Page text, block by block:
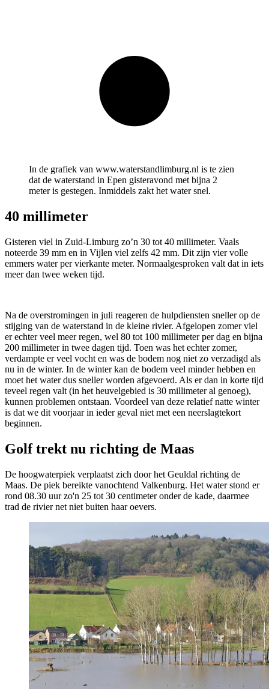
In de grafiek van www.waterstandlimburg.nl is te zien
dat de waterstand in Epen gisteravond met bijna 2
meter is gestegen. Inmiddels zakt het water snel.
40 millimeter
Gisteren viel in Zuid-Limburg zo’n 30 tot 40 millimeter. Vaals
noteerde 39 mm en in Vijlen viel zelfs 42 mm. Dit zijn vier volle
emmers water per vierkante meter. Normaalgesproken valt dat in iets
meer dan twee weken tijd.
Na de overstromingen in juli reageren de hulpdiensten sneller op de
stijging van de waterstand in de kleine rivier. Afgelopen zomer viel
er echter veel meer regen, wel 80 tot 100 millimeter per dag en bijna
200 millimeter in twee dagen tijd. Toen was het echter zomer,
verdampte er veel vocht en was de bodem nog niet zo verzadigd als
nu in de winter. In de winter kan de bodem veel minder hebben en
moet het water dus sneller worden afgevoerd. Als er dan in korte tijd
teveel regen valt (in het heuvelgebied is 30 millimeter al genoeg),
kunnen problemen ontstaan. Voordeel van deze relatief natte winter
is dat we dit voorjaar in ieder geval niet met een neerslagtekort
beginnen.
Golf trekt nu richting de Maas
De hoogwaterpiek verplaatst zich door het Geuldal richting de
Maas. De piek bereikte vanochtend Valkenburg. Het water stond er
rond 08.30 uur zo'n 25 tot 30 centimeter onder de kade, daarmee
trad de rivier net niet buiten haar oevers.